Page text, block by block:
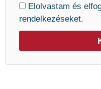
Elolvastam és
rendelkezéseket.